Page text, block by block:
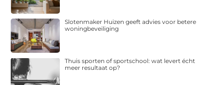
Slotenmaker Huizen geeft advies voor betere
woningbeveiliging
Thuis sporten of sportschool: wat levert écht
meer resultaat op?